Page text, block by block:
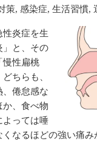
策, 感染症, 生活習慣,
炎症を生
」と、その
慢性扁桃
ちらも、
、倦怠感な
か、食べ物
よっては唾
なるほどの強い痛み